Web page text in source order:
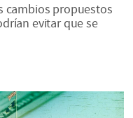
cambios propuestos
evitar que se